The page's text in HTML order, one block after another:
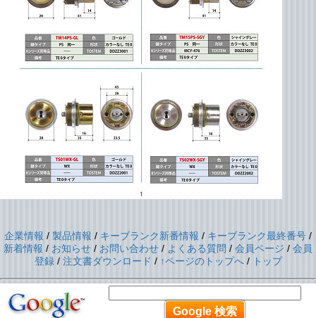
企業情報 / 製品情報 / キーブランク新番情報 / キーブランク最終番号 /
新着情報 / お知らせ / お問い合わせ / よくある質問 / 会員ページ / 会員
登録/ 注文書ダウンロード / ↑ページのトップへ/ トップ